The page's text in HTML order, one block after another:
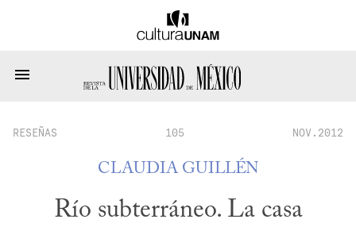
RESEÑAS 105 NOV.2012
CLAUDIA GUILLÉN
Río subterráneo. La casa